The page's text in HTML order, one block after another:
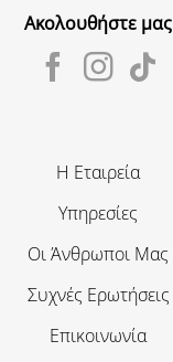
Ακολουθήστε μας
Η Εταιρεία
Υπηρεσίες
Οι Άνθρωποι Μας
Συχνές Ερωτήσεις
Επικοινωνία